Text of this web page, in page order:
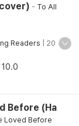
- To All
Readers
20
10.0
Before (Ha
Loved Before